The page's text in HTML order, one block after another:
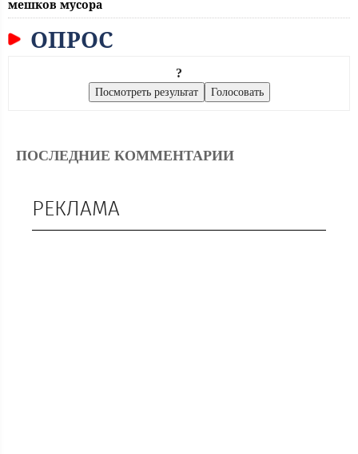
мешков мусора
ОПРОС
?
ПОСЛЕДНИЕ КОММЕНТАРИИ
РЕКЛАМА